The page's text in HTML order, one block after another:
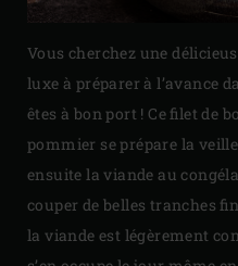
Vous cherchez une
luxe à préparer à l’avance
êtes à bon port ! Ce filet de
pommier se prépare la
ensuite la viande au
couper de belles tranches
la viande est légèrement